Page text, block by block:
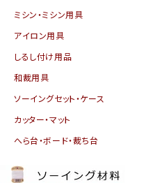
ミシン・ミシン用具
アイロン用具
しるし付け用品
和裁用具
ソーイングセット・ケース
カッター・マット
へら台・ボード・裁ち台